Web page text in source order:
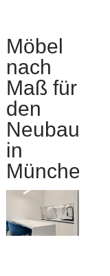
Möbel
nach
Maß für
den
Neubau
in
München